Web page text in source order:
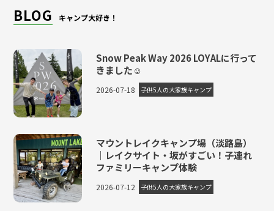
BLOG キャンプ大好き！
Snow Peak Way 2026 LOYALに行って
きました☺
2026-07-18 子供5人の大家族キャンプ
マウントレイクキャンプ場（淡路島）
｜レイクサイト・坂がすごい！子連れ
ファミリーキャンプ体験
2026-07-12 子供5人の大家族キャンプ